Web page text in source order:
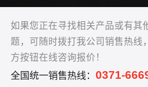
如果您正在寻找相关产品或有其
题，可随时拨打我公司销售热线
方按钮在线咨询报价！
全国统一销售热线： 0371-